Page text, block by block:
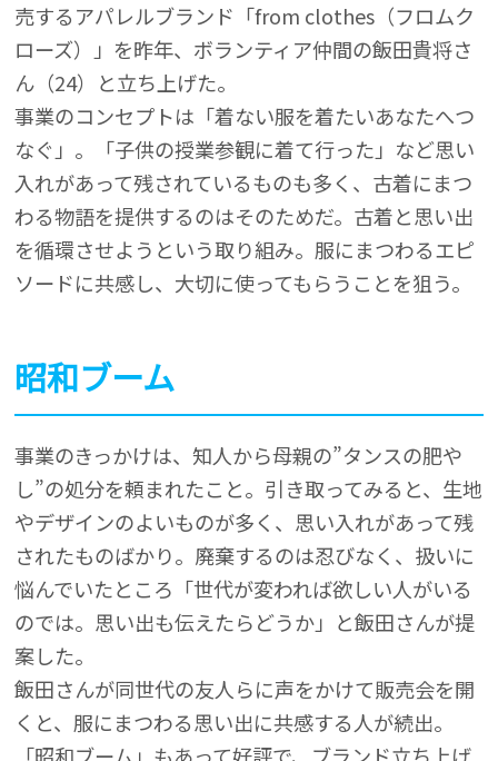
売するアパレルブランド「from clothes（フロムク
ローズ）」を昨年、ボランティア仲間の飯田貴将さ
ん（24）と立ち上げた。
事業のコンセプトは「着ない服を着たいあなたへつ
なぐ」。「子供の授業参観に着て行った」など思い
入れがあって残されているものも多く、古着にまつ
わる物語を提供するのはそのためだ。古着と思い出
を循環させようという取り組み。服にまつわるエピ
ソードに共感し、大切に使ってもらうことを狙う。
昭和ブーム
事業のきっかけは、知人から母親の”タンスの肥や
し”の処分を頼まれたこと。引き取ってみると、生地
やデザインのよいものが多く、思い入れがあって残
されたものばかり。廃棄するのは忍びなく、扱いに
悩んでいたところ「世代が変われば欲しい人がいる
のでは。思い出も伝えたらどうか」と飯田さんが提
案した。
飯田さんが同世代の友人らに声をかけて販売会を開
くと、服にまつわる思い出に共感する人が続出。